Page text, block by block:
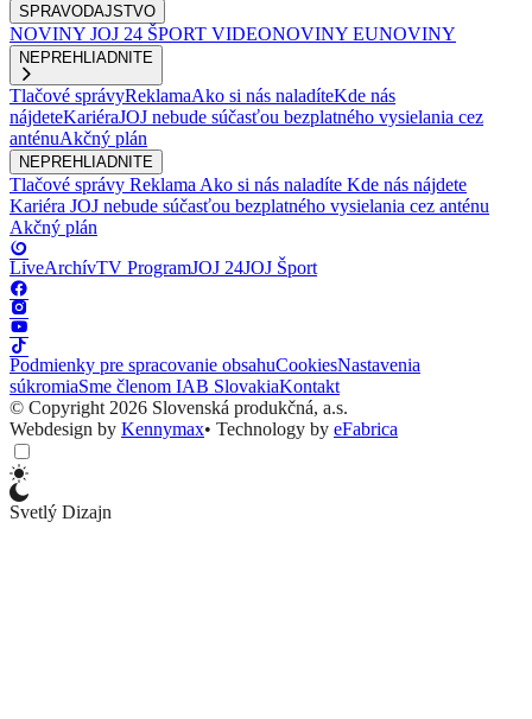
SPRAVODAJSTVO
NOVINY JOJ 24 ŠPORT VIDEONOVINY EUNOVINY
NEPREHLIADNITE
Tlačové správyReklamaAko si nás naladíteKde nás
nájdeteKariéraJOJ nebude súčasťou bezplatného vysielania cez
anténuAkčný plán
NEPREHLIADNITE
Tlačové správy Reklama Ako si nás naladíte Kde nás nájdete
Kariéra JOJ nebude súčasťou bezplatného vysielania cez anténu
Akčný plán
LiveArchívTV ProgramJOJ 24JOJ Šport
Podmienky pre spracovanie obsahuCookiesNastavenia
súkromiaSme členom IAB SlovakiaKontakt
© Copyright 2026 Slovenská produkčná, a.s.
Webdesign by Kennymax• Technology by eFabrica
Svetlý Dizajn